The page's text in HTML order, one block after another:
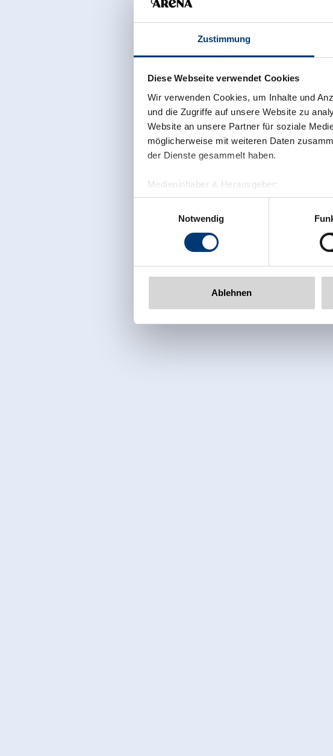
Zustimmung
Diese Webseite verwendet Cookies
Wir verwenden Cookies, um Inhalte und
und die Zugriffe auf unsere Website zu
Website an unsere Partner für soziale
möglicherweise mit weiteren Daten
der Dienste gesammelt haben.
Medieninhaber & Herausgeber:
Zeller Bergbahnen Zillertal GmbH & Co
Rohr 23// A-6280 Zell am Ziller
www.zillertalarena.com
Notwendig
Ablehnen